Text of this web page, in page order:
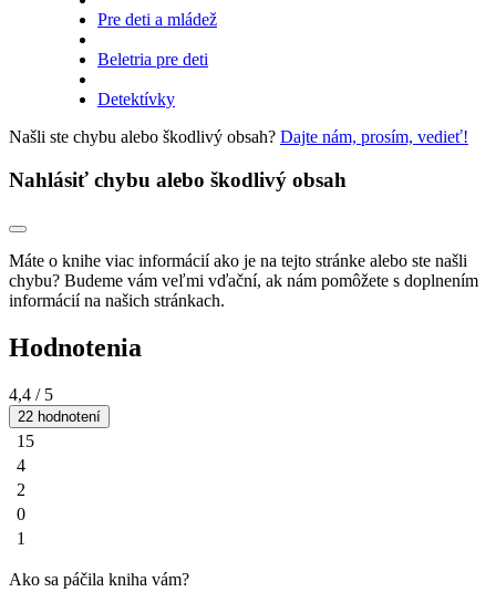
Pre deti a mládež
Beletria pre deti
Detektívky
Našli ste chybu alebo škodlivý obsah? Dajte nám, prosím, vedieť!
Nahlásiť chybu alebo škodlivý obsah
Máte o knihe viac informácií ako je na tejto stránke alebo ste našli
chybu? Budeme vám veľmi vďační, ak nám pomôžete s doplnením
informácií na našich stránkach.
Hodnotenia
4,4 / 5
22 hodnotení
15
4
2
0
1
Ako sa páčila kniha vám?